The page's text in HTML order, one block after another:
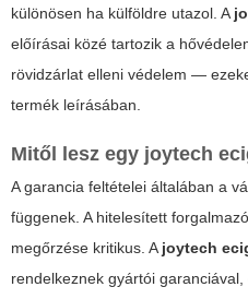
különösen ha külföldre utazol. A
előírásai közé tartozik a
rövidzárlat elleni védelem —
termék leírásában.
Mitől lesz egy joytech
A garancia feltételei általában a
függenek. A hitelesített
megőrzése kritikus. Ajoytech
rendelkeznek gyártói